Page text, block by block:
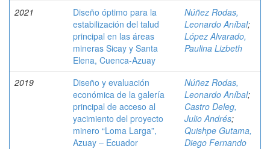
2021
Diseño óptimo para la
estabilización del talud
principal en las áreas
mineras Sicay y Santa
Elena, Cuenca-Azuay
Núñez Rodas,
Leonardo Aníbal;
López Alvarado,
Paulina Lizbeth
2019
Diseño y evaluación
económica de la galería
principal de acceso al
yacimiento del proyecto
minero “Loma Larga”,
Azuay – Ecuador
Núñez Rodas,
Leonardo Aníbal;
Castro Deleg,
Julio Andrés;
Quishpe Gutama,
Diego Fernando